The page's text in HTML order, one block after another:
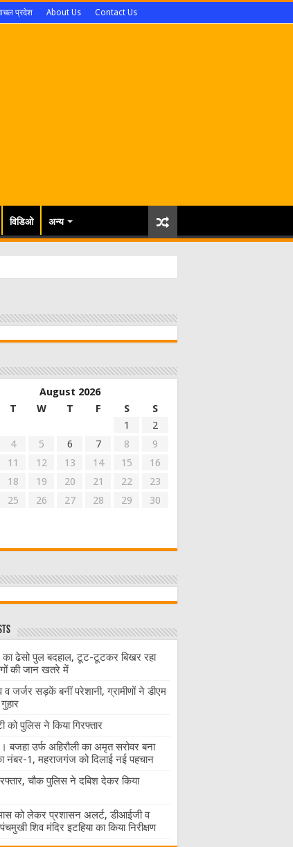
प्रदेश About Us Contact Us
विडिओ अन्य
August 2026
T W T F S
S
1
2
4 5 6 7 8
9
11 12 13 14 15
16
18 19 20 21 22
23
25 26 27 28 29
30
का ढेसो पुल बदहाल, टूट-टूटकर बिखर रहा
की जान खतरे में
जर्जर सड़कें बनीं परेशानी, ग्रामीणों ने डीएम
को पुलिस ने किया गिरफ्तार
बजहा उर्फ अहिरौली का अमृत सरोवर बना
नंबर-1, महराजगंज को दिलाई नई पहचान
चौक पुलिस ने दबिश देकर किया
को लेकर प्रशासन अलर्ट, डीआईजी व
शिव मंदिर इटहिया का किया निरीक्षण